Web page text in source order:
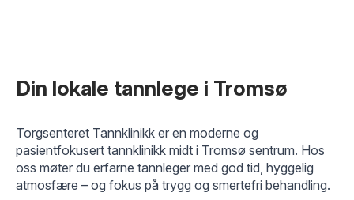
Din lokale tannlege i Tromsø
Torgsenteret Tannklinikk er en moderne og
pasientfokusert tannklinikk midt i Tromsø sentrum. Hos
oss møter du erfarne tannleger med god tid, hyggelig
atmosfære – og fokus på trygg og smertefri behandling.